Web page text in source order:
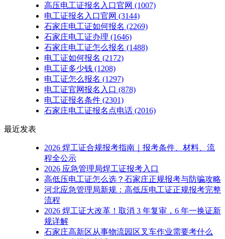
高压电工证报名入口官网 (1007)
电工证报名入口官网 (3144)
石家庄电工证如何报名 (2269)
石家庄电工证办理 (1646)
石家庄电工证怎么报名 (1488)
电工证如何报名 (2172)
电工证多少钱 (1208)
电工证怎么报名 (1297)
电工证官网报名入口 (878)
电工证报名条件 (2301)
石家庄电工证报名点电话 (2016)
最近发表
2026 焊工证合规报考指南｜报考条件、材料、流
程全公示
2026 应急管理局焊工证报考入口
高低压电工证怎么选？石家庄正规报考与防骗攻略
河北应急管理局新规：高低压电工证正规报考完整
流程
2026 焊工证大改革！取消 3 年复审，6 年一换证新
规详解
石家庄高新区从事物流园区叉车作业需要考什么